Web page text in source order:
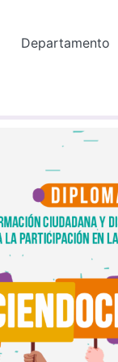
Departamento